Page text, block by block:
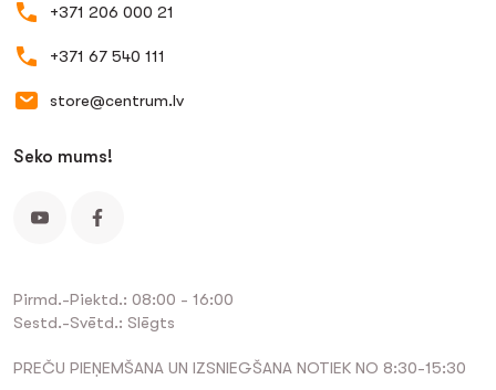
+371 206 000 21
+371 67 540 111
store@centrum.lv
Seko mums!
Pirmd.-Piektd.: 08:00 - 16:00
Sestd.-Svētd.: Slēgts
PREČU PIEŅEMŠANA UN IZSNIEGŠANA NOTIEK NO 8:30-15:30